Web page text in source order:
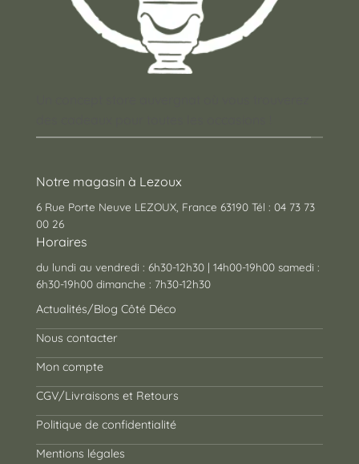
Notre magasin à Lezoux
6 Rue Porte Neuve LEZOUX, France 63190 Tél : 04 73 73
00 26
Horaires
du lundi au vendredi : 6h30-12h30 | 14h00-19h00 samedi :
6h30-19h00 dimanche : 7h30-12h30
Actualités/Blog Côté Déco
Nous contacter
Mon compte
CGV/Livraisons et Retours
Politique de confidentialité
Mentions légales